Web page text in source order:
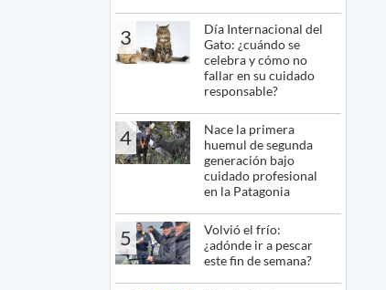
3
Día Internacional del
Gato: ¿cuándo se
celebra y cómo no
fallar en su cuidado
responsable?
4
Nace la primera
huemul de segunda
generación bajo
cuidado profesional
en la Patagonia
5
Volvió el frío:
¿adónde ir a pescar
este fin de semana?